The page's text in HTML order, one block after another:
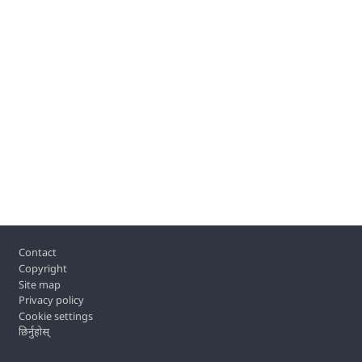
Footer
Contact
Copyright
Site map
Privacy policy
Cookie settings
छिर्नुहोस्